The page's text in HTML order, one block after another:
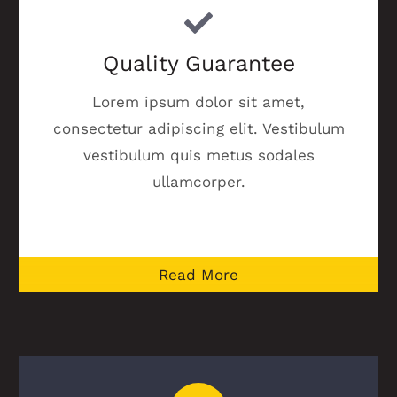
Quality Guarantee
Lorem ipsum dolor sit amet,
consectetur adipiscing elit. Vestibulum
vestibulum quis metus sodales
ullamcorper.
Read More